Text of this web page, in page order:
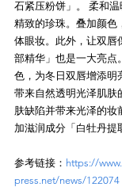
石紧压粉饼」。 柔和
精致的珍珠。叠加颜色
体眼妆。此外，让双唇
部精华」也是一大亮点
色，为冬日双唇增添明
带来自然透明光泽肌肤
肤缺陷并带来光泽的妆
参考链接： https://
press.net/news/122074